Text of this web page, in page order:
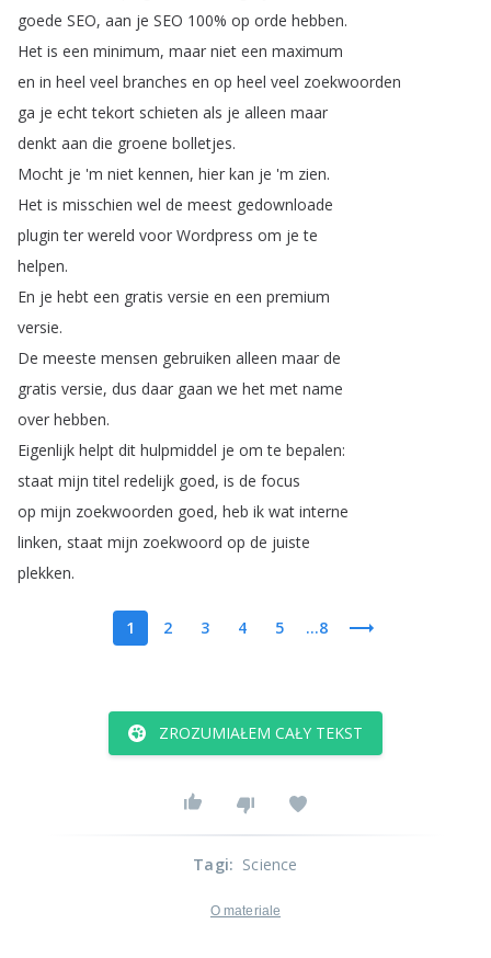
goede SEO, aan je SEO 100% op orde hebben.
Het is een minimum, maar niet een maximum
en in heel veel branches en op heel veel zoekwoorden
ga je echt tekort schieten als je alleen maar
denkt aan die groene bolletjes.
Mocht je 'm niet kennen, hier kan je 'm zien.
Het is misschien wel de meest gedownloade
plugin ter wereld voor Wordpress om je te
helpen.
En je hebt een gratis versie en een premium
versie.
De meeste mensen gebruiken alleen maar de
gratis versie, dus daar gaan we het met name
over hebben.
Eigenlijk helpt dit hulpmiddel je om te bepalen:
staat mijn titel redelijk goed, is de focus
op mijn zoekwoorden goed, heb ik wat interne
linken, staat mijn zoekwoord op de juiste
plekken.
1 2 3 4 5 ...8
ZROZUMIAŁEM CAŁY TEKST
Tagi: Science
O materiale